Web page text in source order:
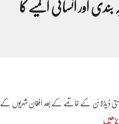
اور انسانی المیے کا
ڈیڈلائن کے خاتمے کے بعد افغان شہریوں کے
پڑھیں